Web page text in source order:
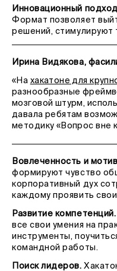
Инновационный
Формат позволяет
решений, стимулируют
Ирина Видякова,
«На хакатоне для
разнообразные
мозговой штурм,
давала ребятам
методику «Вопрос вне
Вовлеченность и
формируют чувство
корпоративный дух
каждому проявить
Развитие компетенций.
все свои умения на
инструменты,
командной работы.
Поиск лидеров.